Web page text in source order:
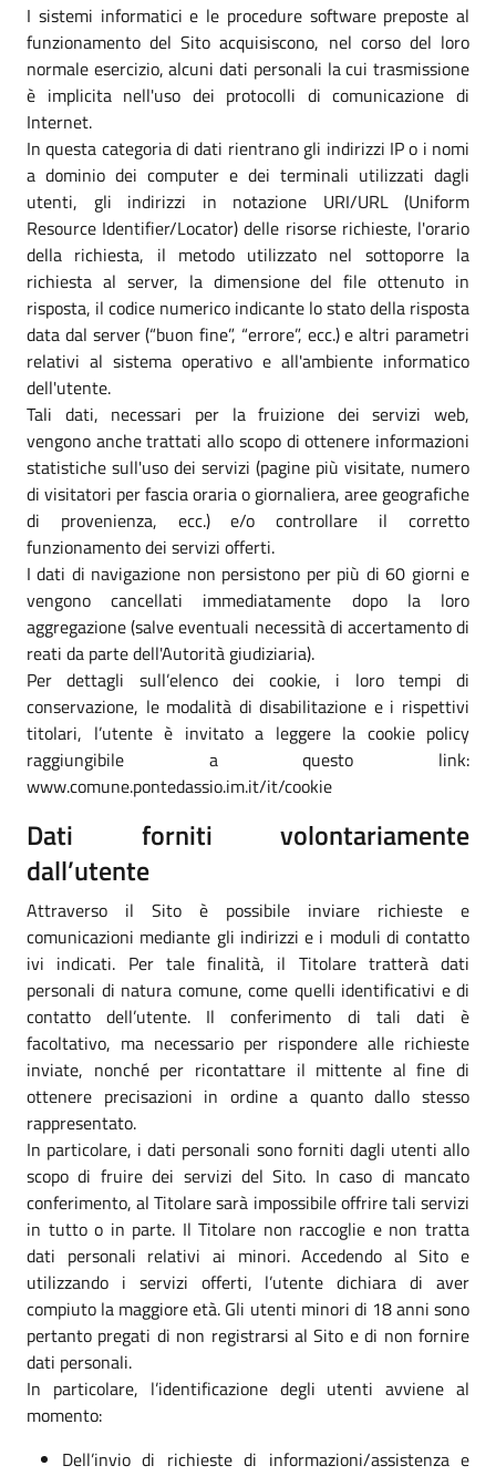
I sistemi informatici e le procedure software preposte al
funzionamento del Sito acquisiscono, nel corso del loro
normale esercizio, alcuni dati personali la cui trasmissione
è implicita nell'uso dei protocolli di comunicazione di
Internet.
In questa categoria di dati rientrano gli indirizzi IP o i nomi
a dominio dei computer e dei terminali utilizzati dagli
utenti, gli indirizzi in notazione URI/URL (Uniform
Resource Identifier/Locator) delle risorse richieste, l'orario
della richiesta, il metodo utilizzato nel sottoporre la
richiesta al server, la dimensione del file ottenuto in
risposta, il codice numerico indicante lo stato della risposta
data dal server (“buon fine”, “errore”, ecc.) e altri parametri
relativi al sistema operativo e all'ambiente informatico
dell'utente.
Tali dati, necessari per la fruizione dei servizi web,
vengono anche trattati allo scopo di ottenere informazioni
statistiche sull'uso dei servizi (pagine più visitate, numero
di visitatori per fascia oraria o giornaliera, aree geografiche
di provenienza, ecc.) e/o controllare il corretto
funzionamento dei servizi offerti.
I dati di navigazione non persistono per più di 60 giorni e
vengono cancellati immediatamente dopo la loro
aggregazione (salve eventuali necessità di accertamento di
reati da parte dell'Autorità giudiziaria).
Per dettagli sull’elenco dei cookie, i loro tempi di
conservazione, le modalità di disabilitazione e i rispettivi
titolari, l’utente è invitato a leggere la cookie policy
raggiungibile a questo link:
www.comune.pontedassio.im.it/it/cookie
Dati forniti volontariamente
dall’utente
Attraverso il Sito è possibile inviare richieste e
comunicazioni mediante gli indirizzi e i moduli di contatto
ivi indicati. Per tale finalità, il Titolare tratterà dati
personali di natura comune, come quelli identificativi e di
contatto dell’utente. Il conferimento di tali dati è
facoltativo, ma necessario per rispondere alle richieste
inviate, nonché per ricontattare il mittente al fine di
ottenere precisazioni in ordine a quanto dallo stesso
rappresentato.
In particolare, i dati personali sono forniti dagli utenti allo
scopo di fruire dei servizi del Sito. In caso di mancato
conferimento, al Titolare sarà impossibile offrire tali servizi
in tutto o in parte. Il Titolare non raccoglie e non tratta
dati personali relativi ai minori. Accedendo al Sito e
utilizzando i servizi offerti, l’utente dichiara di aver
compiuto la maggiore età. Gli utenti minori di 18 anni sono
pertanto pregati di non registrarsi al Sito e di non fornire
dati personali.
In particolare, l’identificazione degli utenti avviene al
momento:
Dell’invio di richieste di informazioni/assistenza e